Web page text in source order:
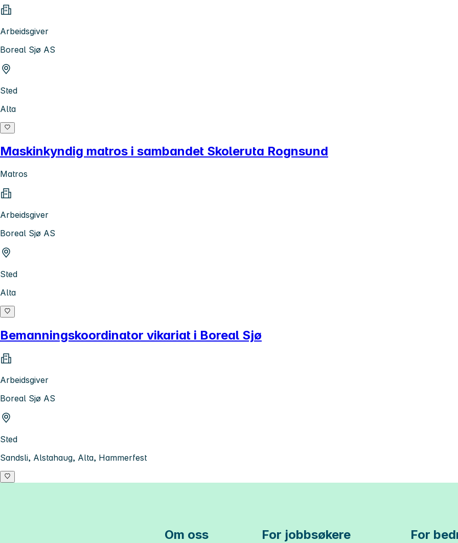
Arbeidsgiver
Boreal Sjø AS
Sted
Alta
Maskinkyndig matros i sambandet Skoleruta Rognsund
Matros
Arbeidsgiver
Boreal Sjø AS
Sted
Alta
Bemanningskoordinator vikariat i Boreal Sjø
Arbeidsgiver
Boreal Sjø AS
Sted
Sandsli, Alstahaug, Alta, Hammerfest
Om oss For jobbsøkere For